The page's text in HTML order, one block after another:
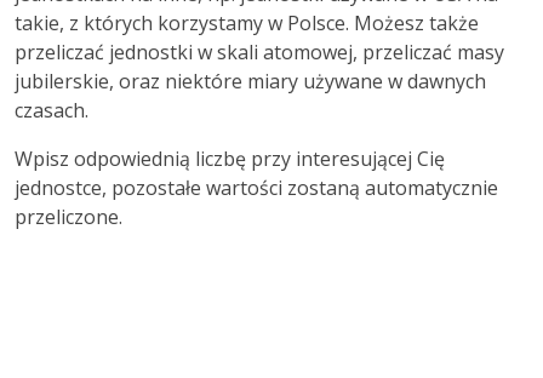
takie, z których korzystamy w Polsce. Możesz także
przeliczać jednostki w skali atomowej, przeliczać masy
jubilerskie, oraz niektóre miary używane w dawnych
czasach.
Wpisz odpowiednią liczbę przy interesującej Cię
jednostce, pozostałe wartości zostaną automatycznie
przeliczone.